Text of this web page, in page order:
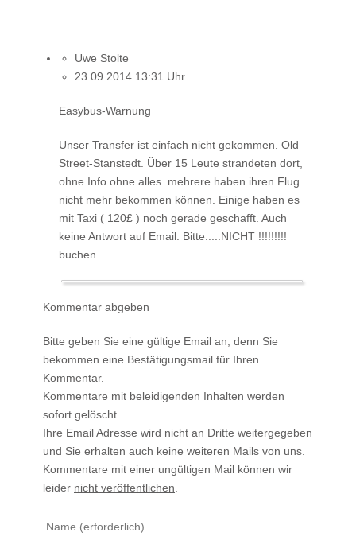
Uwe Stolte
23.09.2014 13:31 Uhr
Easybus-Warnung
Unser Transfer ist einfach nicht gekommen. Old
Street-Stanstedt. Über 15 Leute strandeten dort,
ohne Info ohne alles. mehrere haben ihren Flug
nicht mehr bekommen können. Einige haben es
mit Taxi ( 120£ ) noch gerade geschafft. Auch
keine Antwort auf Email. Bitte.....NICHT !!!!!!!!!
buchen.
Kommentar abgeben
Bitte geben Sie eine gültige Email an, denn Sie
bekommen eine Bestätigungsmail für Ihren
Kommentar.
Kommentare mit beleidigenden Inhalten werden
sofort gelöscht.
Ihre Email Adresse wird nicht an Dritte weitergegeben
und Sie erhalten auch keine weiteren Mails von uns.
Kommentare mit einer ungültigen Mail können wir
leider nicht veröffentlichen